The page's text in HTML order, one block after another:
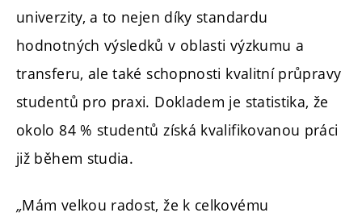
univerzity, a to nejen díky standardu
hodnotných výsledků v oblasti výzkumu a
transferu, ale také schopnosti kvalitní průpravy
studentů pro praxi. Dokladem je statistika, že
okolo 84 % studentů získá kvalifikovanou práci
již během studia.
„Mám velkou radost, že k celkovému